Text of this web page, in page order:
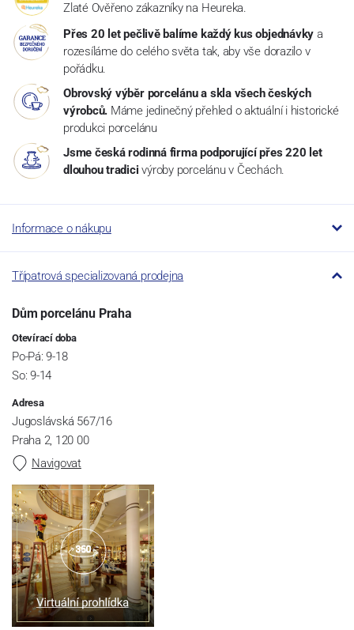
Zlaté Ověřeno zákazníky na Heureka.
Přes 20 let pečlivě balíme každý kus objednávky a
rozesíláme do celého světa tak, aby vše dorazilo v
pořádku.
Obrovský výběr porcelánu a skla všech českých
výrobců. Máme jedinečný přehled o aktuální i historické
produkci porcelánu
Jsme česká rodinná firma podporující přes 220 let
dlouhou tradici výroby porcelánu v Čechách.
Informace o nákupu
Třípatrová specializovaná prodejna
Dům porcelánu Praha
Otevírací doba
Po-Pá: 9-18
So: 9-14
Adresa
Jugoslávská 567/16
Praha 2, 120 00
Navigovat